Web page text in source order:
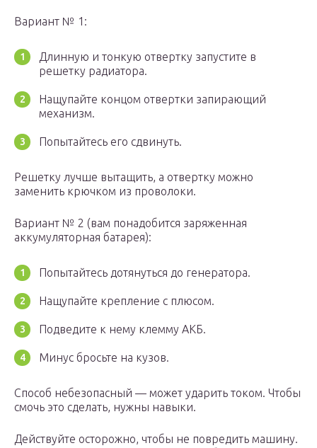
Вариант № 1:
Длинную и тонкую отвертку запустите в
решетку радиатора.
Нащупайте концом отвертки запирающий
механизм.
Попытайтесь его сдвинуть.
Решетку лучше вытащить, а отвертку можно
заменить крючком из проволоки.
Вариант № 2 (вам понадобится заряженная
аккумуляторная батарея):
Попытайтесь дотянуться до генератора.
Нащупайте крепление с плюсом.
Подведите к нему клемму АКБ.
Минус бросьте на кузов.
Способ небезопасный — может ударить током. Чтобы
смочь это сделать, нужны навыки.
Действуйте осторожно, чтобы не повредить машину.